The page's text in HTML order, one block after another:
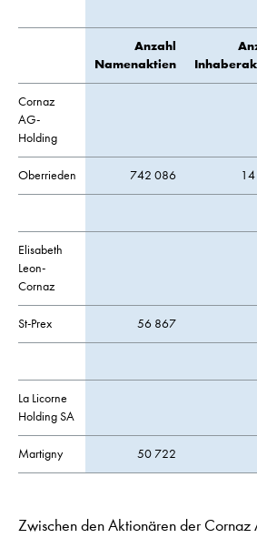
Anzahl
Namenaktien
Cornaz
AG-
Holding
Oberrieden 742 086
Elisabeth
Leon-
Cornaz
St-Prex 56 867
La Licorne
Holding SA
Martigny 50 722
Zwischen den Aktionären der